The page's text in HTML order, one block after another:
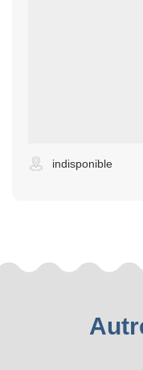
indisponible